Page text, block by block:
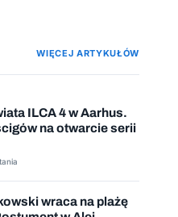
WIĘCEJ ARTYKUŁÓW
ILCA 4 w Aarhus.
na otwarcie serii
wraca na plażę